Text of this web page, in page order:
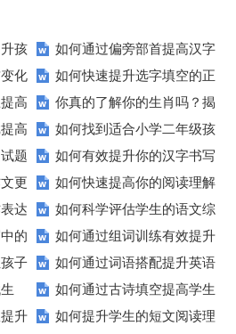
孩
如何通过偏旁部首提高汉字
学习效率？
化
如何快速提升选字填空的正
确率？这里有秘诀！
高
你真的了解你的生肖吗？揭
秘生肖背后的秘密
高
如何找到适合小学二年级孩
子的优质语文试卷？
题
如何有效提升你的汉字书写
与拼音发音水平？
更
享
如何快速提高你的阅读理解
水平？这些小技巧要知道！
达
更
如何科学评估学生的语文综
合能力？
的
如何通过组词训练有效提升
学生的词汇量？
子
如何通过词语搭配提升英语
表达能力？
如何通过古诗填空提高学生
的诗词理解力？
升
如何提升学生的短文阅读理